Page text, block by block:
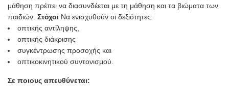
μάθηση πρέπει να διασυνδέεται με τη μάθηση και τα βιώματα των
παιδιών. Στόχοι Να ενισχυθούν οι δεξιότητες:
οπτικής αντίληψης,
οπτικής διάκρισης
συγκέντρωσης προσοχής και
οπτικοκινητικού συντονισμού.
Σε ποιους απευθύνεται: